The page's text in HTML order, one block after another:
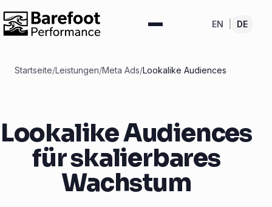
EN DE
Startseite/Leistungen/Meta Ads/Lookalike Audiences
Lookalike Audiences
für skalierbares
Wachstum